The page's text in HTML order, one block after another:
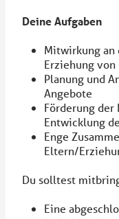
Deine Aufgaben
Mitwirkung an
Erziehung
Planung und
Angebote
Förderung
Entwicklung
Enge
Eltern/
Du solltest
Eine